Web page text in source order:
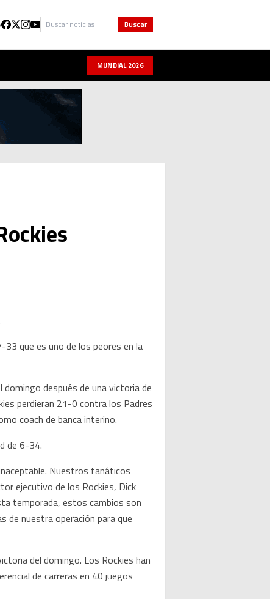
Buscar Buscar
MUNDIAL 2026
33 que es uno de los peores en la
después de una victoria de
perdieran 21-0 contra los Padres
coach de banca interino.
de 6-34.
Nuestros fanáticos
ejecutivo de los Rockies, Dick
temporada, estos cambios son
de nuestra operación para que
del domingo. Los Rockies han
de carreras en 40 juegos